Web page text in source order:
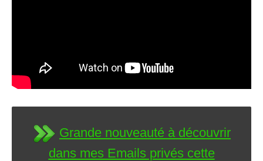
Grande nouveauté à découvrir
dans mes Emails privés cette